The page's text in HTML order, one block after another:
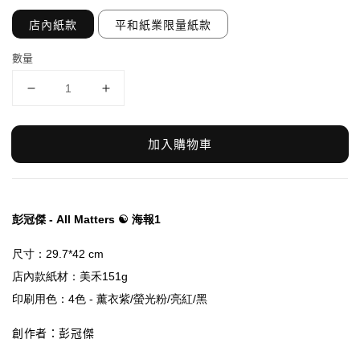
店內紙款 平和紙業限量紙款
數量
加入購物車
彭冠傑 - All Matters ☯ 海報1
創作者：彭冠傑